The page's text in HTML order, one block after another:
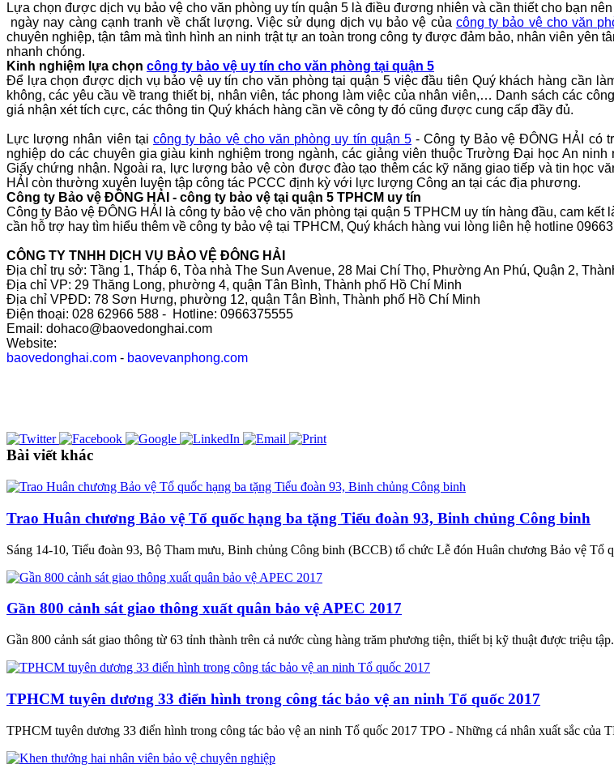
Lựa chọn được dịch vụ bảo vệ cho văn phòng uy tín quận 5 là điều đương nhiên và cần thiết cho bạn
ngày nay càng cạnh tranh về chất lượng. Việc sử dụng dịch vụ bảo vệ của công ty bảo vệ cho văn
chuyên nghiệp, tận tâm mà tình hình an ninh trật tự an toàn trong công ty được đảm bảo, nhân viên yên
nhanh chóng.
Kinh nghiệm lựa chọn công ty bảo vệ uy tín cho văn phòng tại quận 5
Để lựa chọn được dịch vụ bảo vệ uy tíncho văn phòng tạiquận 5 việc đầu tiên Quý khách hàng cần
không, các yêu cầu về trang thiết bị, nhân viên, tác phong làm việc của nhân viên,… Danh sách các
giá nhận xét tích cực, các thông tin Quý khách hàng cần về công ty đó cũng được cung cấp đầy đủ.
Lực lượng nhân viên tại công ty bảo vệ cho văn phòng uy tín quận 5 - Công ty Bảo vệ ĐÔNG HẢI có
nghiệp do các chuyên gia giàu kinh nghiệm trong ngành, các giảng viên thuộc Trường Đại học An
Giấy chứng nhận. Ngoài ra, lực lượng bảo vệ còn được đào tạo thêm các kỹ năng giao tiếp và tin học
HẢI còn thường xuyên luyện tập công tác PCCC định kỳ với lực lượng Công an tại các địa phương.
Công ty Bảo vệ ĐÔNG HẢI - công ty bảo vệ tại quận 5 TPHCM uy tín
Công ty Bảo vệĐÔNG HẢI là công ty bảo vệcho văn phòngtại quận 5 TPHCM uy tín hàng đầu, cam kết
cần hỗ trợ hay tìm hiểu thêm về công ty bảo vệ tại TPHCM, Quý khách hàng vui lòng liên hệ hotline
CÔNG TY TNHH DỊCH VỤ BẢO VỆ ĐÔNG HẢI
Địa chỉ trụ sở: Tầng 1, Tháp 6, Tòa nhà The Sun Avenue, 28 Mai Chí Thọ, Phường An Phú, Quận 2,
Địa chỉ VP: 29 Thăng Long, phường 4, quận Tân Bình, Thành phố Hồ Chí Minh
Địa chỉ VPĐD: 78 Sơn Hưng, phường 12, quận Tân Bình, Thành phố Hồ Chí Minh
Điện thoại: 028 62966 588 - Hotline: 0966375555
Email: dohaco@baovedonghai.com
Website:
baovedonghai.com - baovevanphong.com
Bài viết khác
Trao Huân chương Bảo vệ Tổ quốc hạng ba tặng Tiểu đoàn 93, Binh chủng Công binh
Sáng 14-10, Tiểu đoàn 93, Bộ Tham mưu, Binh chủng Công binh (BCCB) tổ chức Lễ đón Huân chương Bảo vệ Tổ
Gần 800 cảnh sát giao thông xuất quân bảo vệ APEC 2017
Gần 800 cảnh sát giao thông từ 63 tỉnh thành trên cả nước cùng hàng trăm phương tiện, thiết bị kỹ thuật được triệu
TPHCM tuyên dương 33 điển hình trong công tác bảo vệ an ninh Tổ quốc 2017
TPHCM tuyên dương 33 điển hình trong công tác bảo vệ an ninh Tổ quốc 2017 TPO - Những cá nhân xuất sắc của